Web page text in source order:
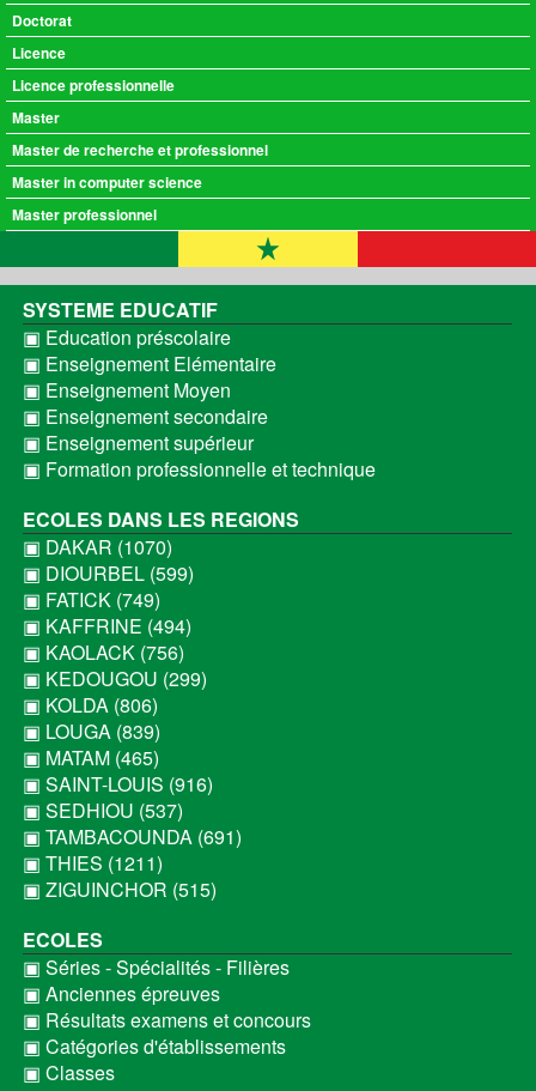
Doctorat
Licence
Licence professionnelle
Master
Master de recherche et professionnel
Master in computer science
Master professionnel
SYSTEME EDUCATIF
▣ Education préscolaire
▣ Enseignement Elémentaire
▣ Enseignement Moyen
▣ Enseignement secondaire
▣ Enseignement supérieur
▣ Formation professionnelle et technique
ECOLES DANS LES REGIONS
▣ DAKAR (1070)
▣ DIOURBEL (599)
▣ FATICK (749)
▣ KAFFRINE (494)
▣ KAOLACK (756)
▣ KEDOUGOU (299)
▣ KOLDA (806)
▣ LOUGA (839)
▣ MATAM (465)
▣ SAINT-LOUIS (916)
▣ SEDHIOU (537)
▣ TAMBACOUNDA (691)
▣ THIES (1211)
▣ ZIGUINCHOR (515)
ECOLES
▣ Séries - Spécialités - Filières
▣ Anciennes épreuves
▣ Résultats examens et concours
▣ Catégories d'établissements
▣ Classes